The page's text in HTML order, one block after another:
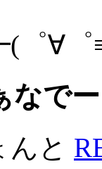
゜∀
なで
と